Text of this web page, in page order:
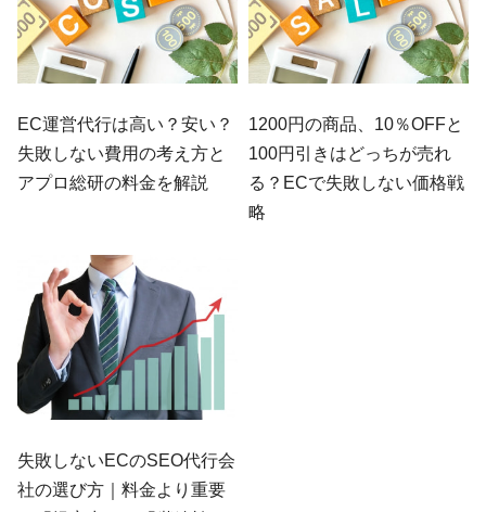
EC運営代行は高い？安い？
失敗しない費用の考え方と
アプロ総研の料金を解説
1200円の商品、10％OFFと
100円引きはどっちが売れ
る？ECで失敗しない価格戦
略
失敗しないECのSEO代行会
社の選び方｜料金より重要